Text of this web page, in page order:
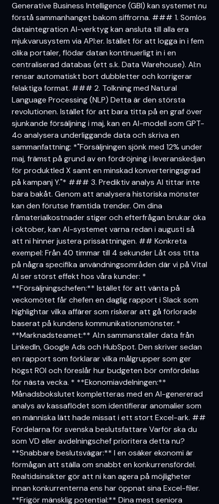
Generative Business Intelligence (GBI) kan systemet nu
förstå sammanhanget bakom siffrorna. ### 1. Sömlös
dataintegration AI-verktyg kan ansluta till alla era
mjukvarusystem via API:er. Istället för att logga in i fem
olika portaler, flödar datan kontinuerligt in i en
centraliserad databas (ett s.k. Data Warehouse). AI:n
rensar automatiskt bort dubbletter och korrigerar
felaktiga format. ### 2. Tolkning med Natural
Language Processing (NLP) Detta är den största
revolutionen. Istället för att bara titta på en graf över
sjunkande försäljning i maj, kan en AI-modell som GPT-
4o analysera underliggande data och skriva en
sammanfattning: *"Försäljningen sjönk med 12% under
maj, främst på grund av en fördröjning i leveranskedjan
för produktled X samt en minskad konverteringsgrad
på kampanj Y."* ### 3. Prediktiv analys AI tittar inte
bara bakåt. Genom att analysera historiska mönster
kan den förutse framtida trender. Om dina
råmaterialkostnader stiger och efterfrågan brukar öka
i oktober, kan AI-systemet varna redan i augusti så
att ni hinner justera prissättningen. ## Konkreta
exempel: Från 40 timmar till 4 sekunder Låt oss titta
på några specifika användningsområden där vi på Vital
AI ser störst effekt hos våra kunder: *
**Försäljningschefen:** Istället för att vänta på
veckomötet får chefen en daglig rapport i Slack som
highlightar vilka affärer som riskerar att gå förlorade
baserat på kundens kommunikationsmönster. *
**Marknadsteamet:** AI:n sammanställer data från
LinkedIn, Google Ads och HubSpot. Den skriver sedan
en rapport som förklarar vilka målgrupper som ger
högst ROI och föreslår hur budgeten bör omfördelas
för nästa vecka. * **Ekonomiavdelningen:**
Månadsbokslutet kompletteras med en AI-genererad
analys av kassaflödet som identifierar anomalier som
en människa lätt hade missat i ett stort Excel-ark. ##
Fördelarna för svenska beslutsfattare Varför ska du
som VD eller avdelningschef prioritera detta nu?
**Snabbare beslutsvägar:** I en osäker ekonomi är
förmågan att ställa om snabbt en konkurrensfördel.
Realtidsinsikter gör att ni kan agera på möjligheter
innan konkurrenterna ens har öppnat sina Excel-filer.
**Frigör mänsklig potential:** Dina mest seniora